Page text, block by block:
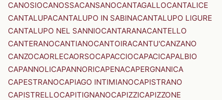
CANOSIOCANOSSACANSANOCANTAGALLOCANTALICE
CANTALUPACANTALUPO IN SABINACANTALUPO LIGURE
CANTALUPO NEL SANNIOCANTARANACANTELLO
CANTERANOCANTIANOCANTOIRACANTU'CANZANO
CANZOCAORLECAORSOCAPACCIOCAPACICAPALBIO
CAPANNOLICAPANNORICAPENACAPERGNANICA
CAPESTRANOCAPIAGO INTIMIANOCAPISTRANO
CAPISTRELLOCAPITIGNANOCAPIZZICAPIZZONE